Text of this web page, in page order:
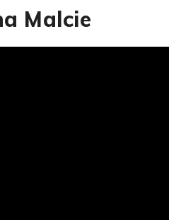
Malcie